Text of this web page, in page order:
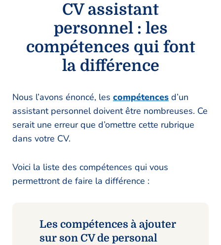
CV assistant
personnel : les
compétences qui font
la différence
Nous l’avons énoncé, les compétences d’un
assistant personnel doivent être nombreuses. Ce
serait une erreur que d’omettre cette rubrique
dans votre CV.
Voici la liste des compétences qui vous
permettront de faire la différence :
Les compétences à ajouter
sur son CV de personal